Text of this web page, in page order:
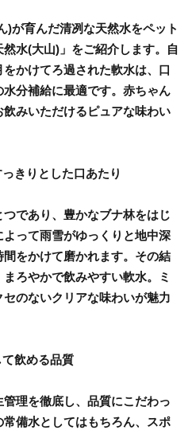
)が育んだ清冽な天然水をペット
水(大山)」をご紹介します。自
かけてろ過された軟水は、口
分補給に最適です。赤ちゃん
みいただけるピュアな味わい
きりとした口あたり
であり、豊かなブナ林をはじ
って雨雪がゆっくりと地中深
をかけて磨かれます。その結
ろやかで飲みやすい軟水。ミ
のないクリアな味わいが魅力
飲める品質
理を徹底し、品質にこだわっ
備水としてはもちろん、スポ